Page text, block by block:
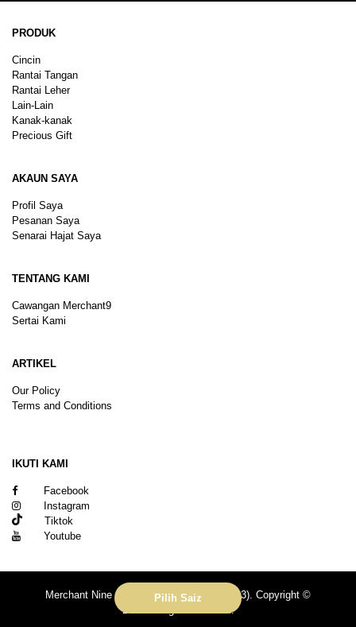
Pilih Saiz
PRODUK
Cincin
Rantai Tangan
Rantai Leher
Lain-Lain
Kanak-kanak
Precious Gift
AKAUN SAYA
Profil Saya
Pesanan Saya
Senarai Hajat Saya
TENTANG KAMI
Cawangan Merchant9
Sertai Kami
ARTIKEL
Our Policy
Terms and Conditions
IKUTI KAMI
Facebook
Instagram
Tiktok
Youtube
Merchant Nine Sdn Bhd (No. 201601039113). Copyright ©
2026.All rights reserved.